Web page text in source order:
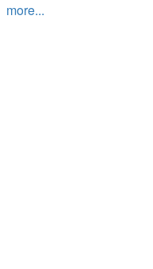
more...